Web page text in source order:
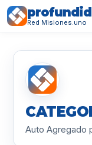
Red Misiones.uno
Auto Agregado